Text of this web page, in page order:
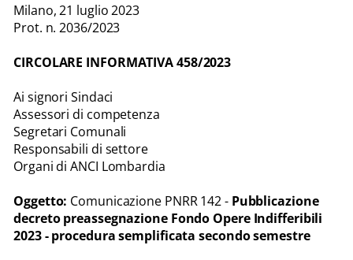
Milano, 21 luglio 2023
Prot. n. 2036/2023
CIRCOLARE INFORMATIVA 458/2023
Ai signori Sindaci
Assessori di competenza
Segretari Comunali
Responsabili di settore
Organi di ANCI Lombardia
Oggetto: Comunicazione PNRR 142 - Pubblicazione
decreto preassegnazione Fondo Opere Indifferibili
2023 - procedura semplificata secondo semestre